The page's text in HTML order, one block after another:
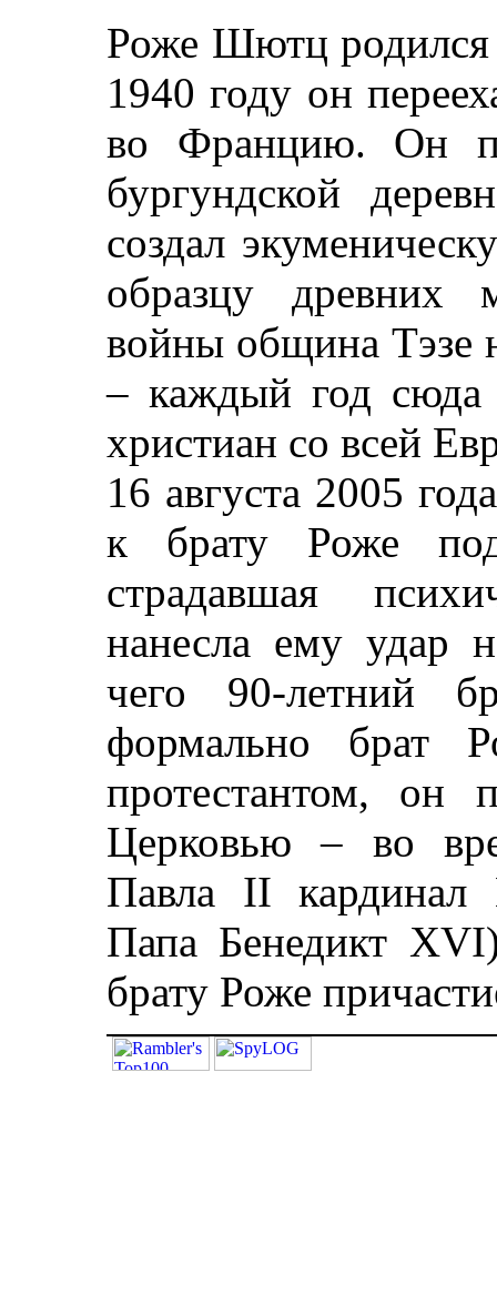
Роже Шютц
1940 году он
во Францию. Он
бургундской
создал
образцу древних
войны община Тэзе
– каждый год сюда
христиан со всей
16 августа 2005
к брату Роже
страдавшая
нанесла ему удар
чего 90-летний
формально брат
протестантом, он
Церковью – во
Павла II кардинал
Папа Бенедикт
брату Роже